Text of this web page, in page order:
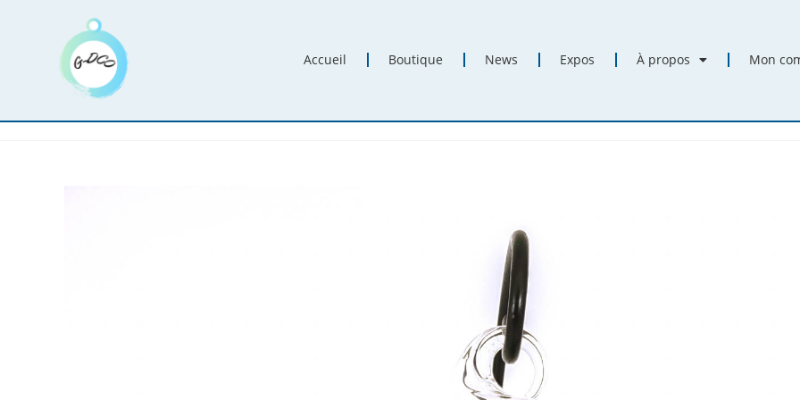
Accueil Boutique News Expos À propos Mon